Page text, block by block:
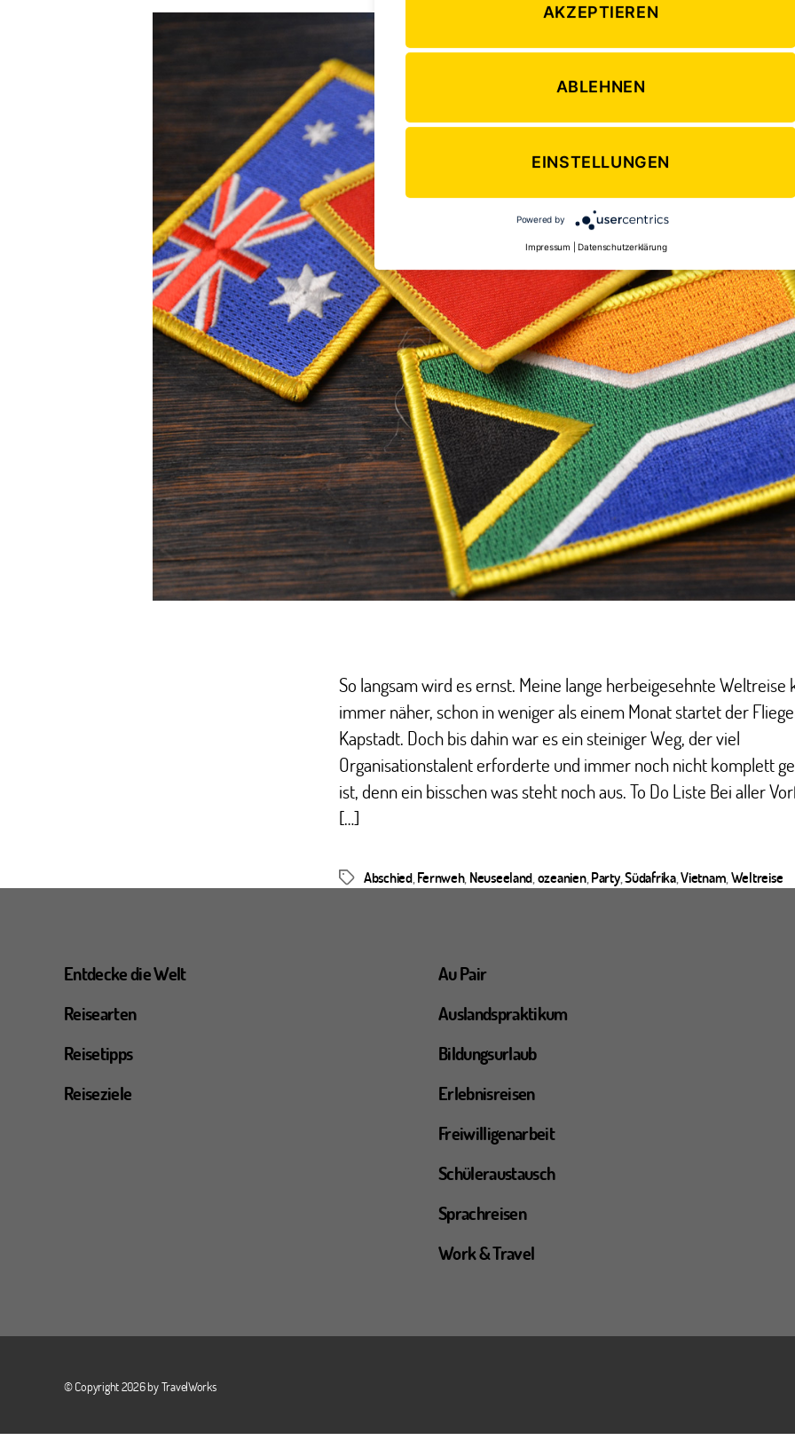
So langsam wird es ernst. Meine lange herbeigesehnte
immer näher, schon in weniger als einem Monat startet der
Kapstadt. Doch bis dahin war es ein steiniger Weg, der viel
Organisationstalent erforderte und immer noch nicht komplett
ist, denn ein bisschen was steht noch aus. To Do Liste Bei aller
[…]
Schlagwörter
Abschied, Fernweh, Neuseeland ozeanien, Party,Südafrika,Vietnam Weltreise
Entdecke die Welt
Reisearten
Reisetipps
Reiseziele
Au Pair
Auslandspraktikum
Bildungsurlaub
Erlebnisreisen
Freiwilligenarbeit
Schüleraustausch
Sprachreisen
Work & Travel
© Copyright 2026 byTravelWorks
AKZEPTIEREN
ABLEHNEN
EINSTELLUNGEN
Powered by
Impressum Datenschutzerklärung